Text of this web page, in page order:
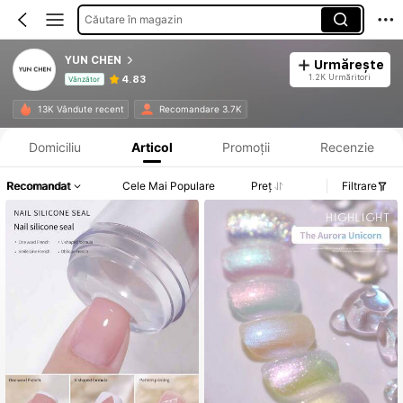
Căutare în magazin
YUN CHEN
Vânzător 4.83
Urmărește
1.2K Urmăritori
13K Vândute recent Recomandare 3.7K
Informații despre produs: Divulgarea prețului, detalii privind vânzările și stocul.
Domiciliu Articol Promoții Recenzie
Recomandat Cele Mai Populare Preț Filtrare